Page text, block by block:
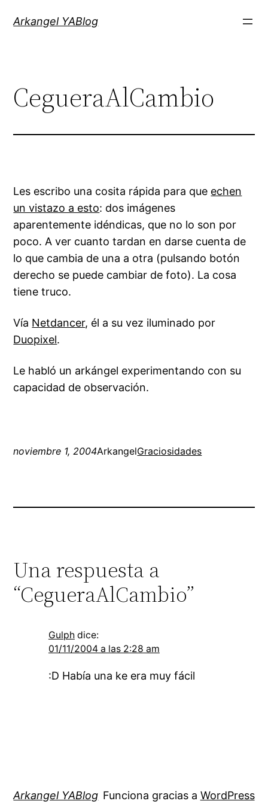
Arkangel YABlog
CegueraAlCambio
Les escribo una cosita rápida para que echen
un vistazo a esto: dos imágenes
aparentemente idéndicas, que no lo son por
poco. A ver cuanto tardan en darse cuenta de
lo que cambia de una a otra (pulsando botón
derecho se puede cambiar de foto). La cosa
tienetruco.
Vía Netdancer, él a su vez iluminado por
Duopixel.
Le habló un arkángel experimentando con su
capacidad de observación.
noviembre 1, 2004ArkangelGraciosidades
Una respuesta a
“CegueraAlCambio”
Gulph dice:
01/11/2004 a las 2:28 am
:D Había una ke era muy fácil
Arkangel YABlog Funciona gracias a WordPress